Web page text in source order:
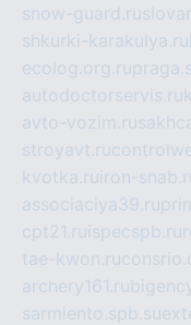
snow-guard.ru
shkurki-karakulya.ru
ecolog.org.ru
autodoctorservis.ru
avto-vozim.ru
stroyavt.ru
kvotka.ru iron-
associaciya39.ru
cpt21.ru ispecspb.ru
tae-kwon.ru
archery161.ru
sarmiento.spb.su